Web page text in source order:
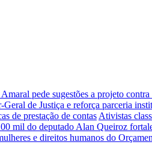
Amaral pede sugestões a projeto
de Justiça e reforça parceria
de prestação de contas Ativistas
mil do deputado Alan Queiroz
e direitos humanos do